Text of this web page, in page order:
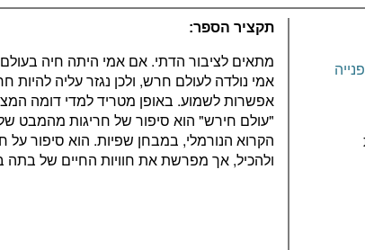
תקציר הספר:
מתאים לציבור הדתי. אם אמי היתה חיה
אמי נולדה לעולם חרש, ולכן נגזר עליה
אפשרות לשמוע. באופן מטריד למדי דומה
"עולם חירש" הוא סיפור של חריגות מהמבט של
הקרוא הנורמלי, במבחן שפיות. הוא סיפור
ולהכיל, אך מפרשת את חוויות החיים של